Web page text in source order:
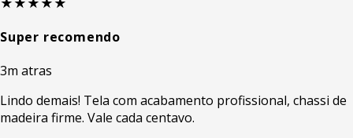
Super recomendo
3m atras
Lindo demais! Tela com acabamento profissional, chassi de
madeira firme. Vale cada centavo.